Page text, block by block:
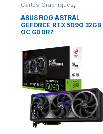
Cartes Graphiques,
ASUS ROG ASTRAL
GEFORCE RTX 5090 32GB
OC GDDR7